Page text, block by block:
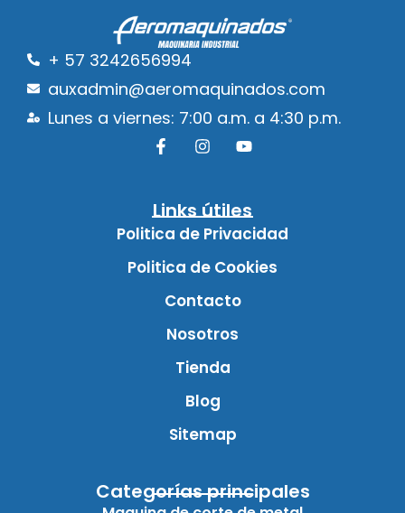
+ 57 3242656994
auxadmin@aeromaquinados.com
Lunes a viernes: 7:00 a.m. a 4:30 p.m.
Links útiles
Politica de Privacidad
Politica de Cookies
Contacto
Nosotros
Tienda
Blog
Sitemap
Categorías principales